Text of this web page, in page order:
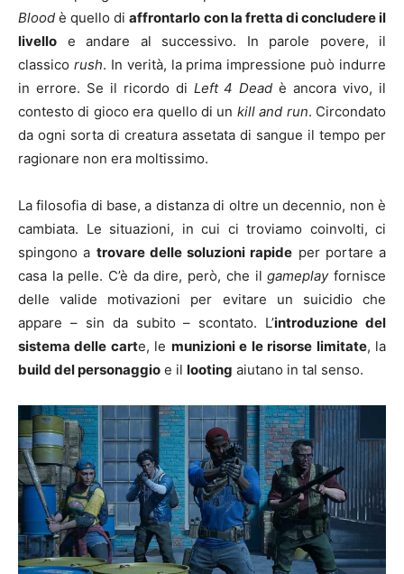
Blood è quello diaffrontarlo con la fretta di concludere il
livello e andare al successivo. In parole povere, il
classico rush. In verità, la prima impressione può indurre
in errore. Se il ricordo di Left 4 Dead è ancora vivo, il
contesto di gioco era quello di un kill and run. Circondato
da ogni sorta di creatura assetata di sangue il tempo per
ragionare non era moltissimo.
La filosofia di base, a distanza di oltre un decennio, non è
cambiata. Le situazioni, in cui ci troviamo coinvolti, ci
spingono a trovare delle soluzioni rapide per portare a
casa la pelle. C’è da dire, però, che ilgameplayfornisce
delle valide motivazioni per evitare un suicidio che
appare – sin da subito – scontato. L’introduzione del
sistema delle carte, le munizioni e le risorse limitate, la
build del personaggio e il looting aiutano in tal senso.